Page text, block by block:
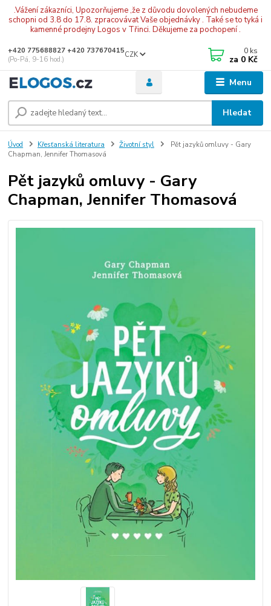
.Vážení zákazníci, Upozorňujeme ,že z důvodu dovolených nebudeme
schopni od 3.8 do 17.8. zpracovávat Vaše objednávky . Také se to tyká i
kamenné prodejny Logos v Třinci. Děkujeme za pochopení .
Menu
CZK
Hledat
+420 775688827 +420 737670415
(Po-Pá, 9-16 hod.)
0 ks
za 0 Kč
Úvod Křesťanská literatura Životní styl
Pět jazyků omluvy - Gary
Chapman, Jennifer Thomasová
Pět jazyků omluvy - Gary
Chapman, Jennifer Thomasová